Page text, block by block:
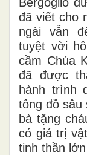
đã viết cho
ngài vẫn
tuyệt vời
cầm Chúa
đã được
hành trình
tông đồ sâu
bà tặng
có giá trị
tinh thần